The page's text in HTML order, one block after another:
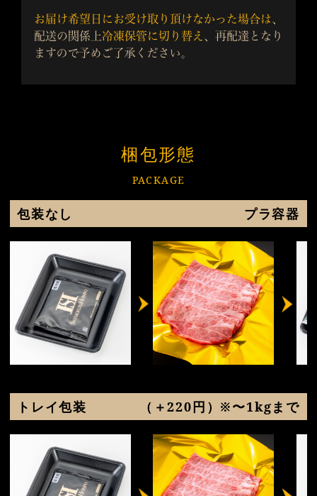
梱包形態
PACKAGE
包装なし プラ容器
トレイ包装 （＋220円）※〜1kgまで